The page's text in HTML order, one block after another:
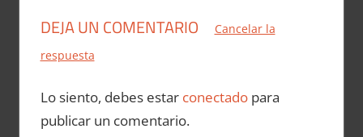
DEJA UN COMENTARIO
Cancelar la
respuesta
Lo siento, debes estar conectadopara
publicar un comentario.